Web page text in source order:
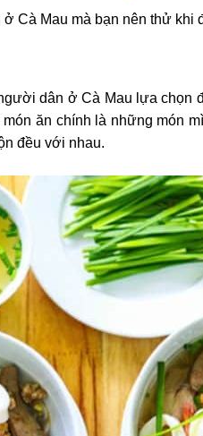
Cà Mau mà bạn nên thử khi
dân ở Cà Mau lựa chọn
ăn chính là những món
đều với nhau.